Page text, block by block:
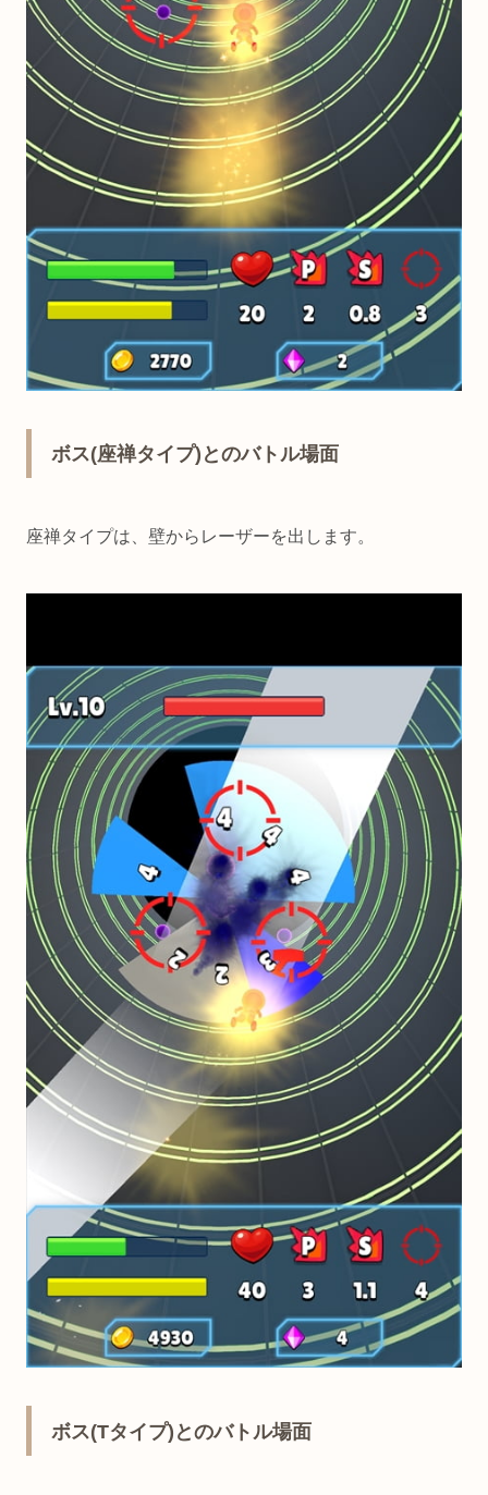
ボス(座禅タイプ)とのバトル場面
座禅タイプは、壁からレーザーを出します。
ボス(Tタイプ)とのバトル場面